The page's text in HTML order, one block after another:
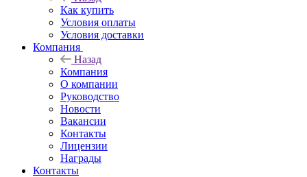
Как купить
Условия оплаты
Условия доставки
Компания
Назад
Компания
О компании
Руководство
Новости
Вакансии
Контакты
Лицензии
Награды
Контакты